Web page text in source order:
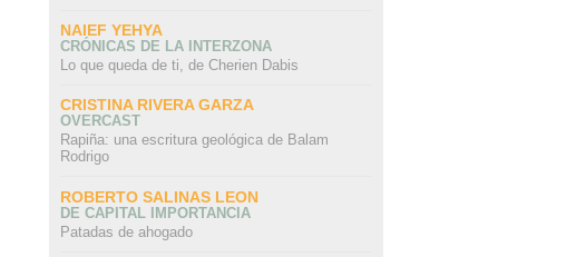
NAIEF YEHYA
CRÓNICAS DE LA INTERZONA
Lo que queda de ti, de Cherien Dabis
CRISTINA RIVERA GARZA
OVERCAST
Rapiña: una escritura geológica de Balam
Rodrigo
ROBERTO SALINAS LEON
DE CAPITAL IMPORTANCIA
Patadas de ahogado